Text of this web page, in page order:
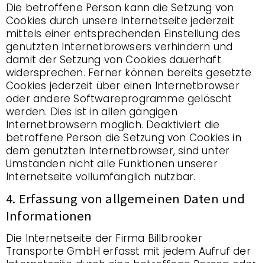
Die betroffene Person kann die Setzung von
Cookies durch unsere Internetseite jederzeit
mittels einer entsprechenden Einstellung des
genutzten Internetbrowsers verhindern und
damit der Setzung von Cookies dauerhaft
widersprechen. Ferner können bereits gesetzte
Cookies jederzeit über einen Internetbrowser
oder andere Softwareprogramme gelöscht
werden. Dies ist in allen gängigen
Internetbrowsern möglich. Deaktiviert die
betroffene Person die Setzung von Cookies in
dem genutzten Internetbrowser, sind unter
Umständen nicht alle Funktionen unserer
Internetseite vollumfänglich nutzbar.
4. Erfassung von allgemeinen Daten und
Informationen
Die Internetseite der Firma Billbrooker
Transporte GmbH erfasst mit jedem Aufruf der